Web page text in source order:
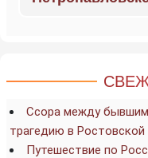
Ссора между
трагедию в Ростовской
Путешествие по